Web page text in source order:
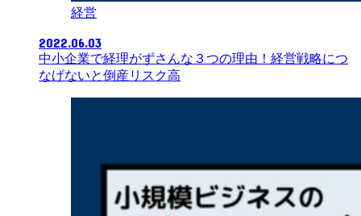
経営
2022.06.03
中小企業で経理がずさんな３つの理由！経営戦略につ
なげないと倒産リスク高